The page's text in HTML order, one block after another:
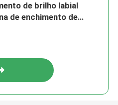
de brilho labial
de enchimento de